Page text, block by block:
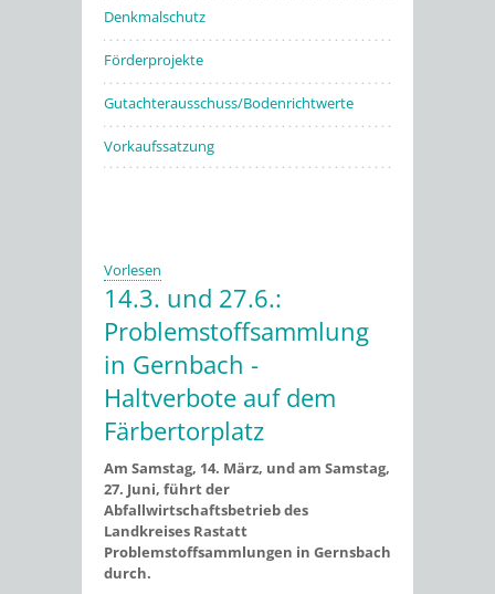
Denkmalschutz
Förderprojekte
Gutachterausschuss/Bodenrichtwerte
Vorkaufssatzung
Vorlesen
14.3. und 27.6.:
Problemstoffsammlung
in Gernbach -
Haltverbote auf dem
Färbertorplatz
Am Samstag, 14. März, und am Samstag,
27. Juni, führt der
Abfallwirtschaftsbetrieb des
Landkreises Rastatt
Problemstoffsammlungen in Gernsbach
durch.